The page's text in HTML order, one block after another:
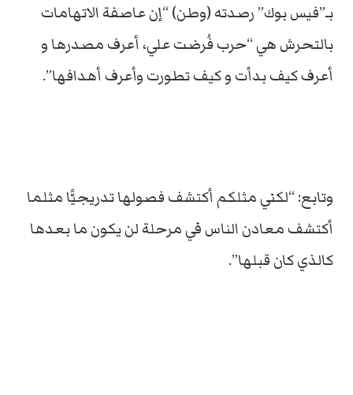
بـ”فيس بوك” رصدته (وطن) “إن عاصفة الاتهامات
بالتحرش هي “حرب فُرضت علي، أعرف مصدرها و
أعرف كيف بدأت و كيف تطورت وأعرف أهدافها”.
وتابع: “لكني مثلكم أكتشف فصولها تدريجيًّا مثلما
أكتشف معادن الناس في مرحلة لن يكون ما بعدها
كالذي كان قبلها”.